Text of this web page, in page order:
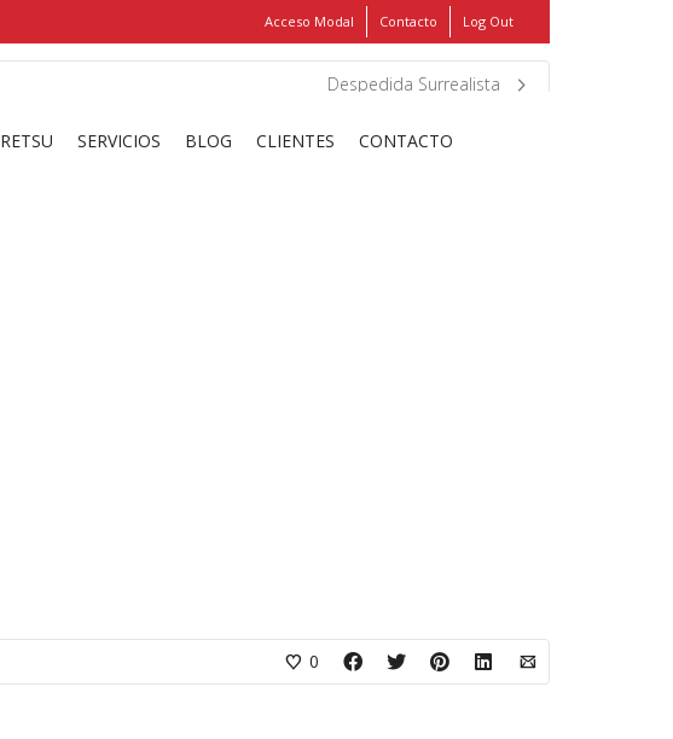
£ . Show
FIND MY ITEMS!
Acceso Modal Contacto Log Out
SERVICIOS BLOG CLIENTES CONTACTO
Despedida Surrealista
0